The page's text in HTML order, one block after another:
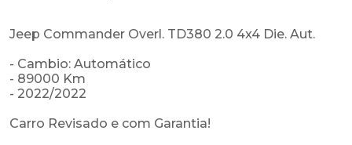
Jeep Commander Overl. TD380 2.0 4x4 Die. Aut.
- Cambio: Automático
- 89000 Km
- 2022/2022
Carro Revisado e com Garantia!